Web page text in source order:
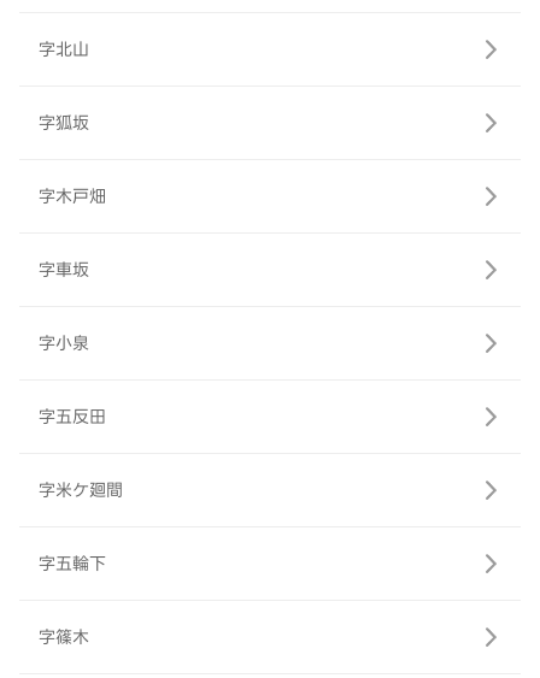
字北山
字狐坂
字木戸畑
字車坂
字小泉
字五反田
字米ケ廻間
字五輪下
字篠木